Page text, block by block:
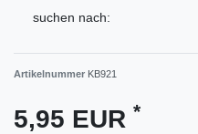
suchen nach:
Artikelnummer KB921
5,95 EUR *